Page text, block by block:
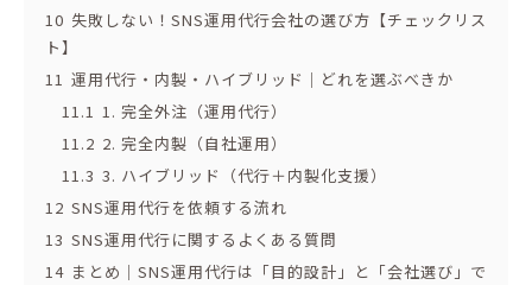
10 失敗しない！SNS運用代行会社の選び方【チェックリス
ト】
11 運用代行・内製・ハイブリッド｜どれを選ぶべきか
11.1 1. 完全外注（運用代行）
11.2 2. 完全内製（自社運用）
11.3 3. ハイブリッド（代行＋内製化支援）
12 SNS運用代行を依頼する流れ
13 SNS運用代行に関するよくある質問
14 まとめ｜SNS運用代行は「目的設計」と「会社選び」で